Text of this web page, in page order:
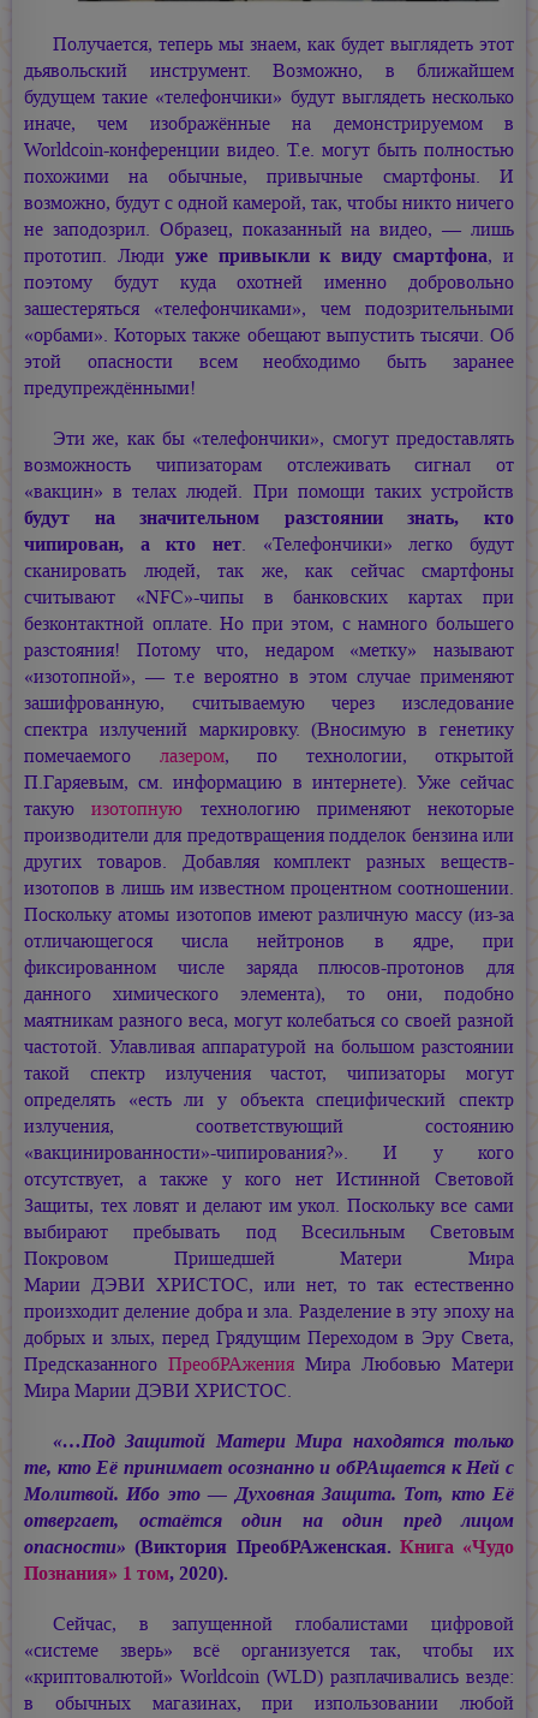
Получается, теперь мы знаем, как будет выглядеть этот
дьявольский инструмент. Возможно, в ближайшем
будущем такие «телефончики» будут выглядеть несколько
иначе, чем изображённые на демонстрируемом в
Worldcoin-конференции видео. Т.е. могут быть полностью
похожими на обычные, привычные смартфоны. И
возможно, будут с одной камерой, так, чтобы никто ничего
не заподозрил. Образец, показанный на видео, — лишь
прототип. Люди уже привыкли к виду смартфона, и
поэтому будут куда охотней именно добровольно
зашестеряться «телефончиками», чем подозрительными
«орбами». Которых также обещают выпустить тысячи. Об
этой опасности всем необходимо быть заранее
предупреждёнными!
Эти же, как бы «телефончики», смогут предоставлять
возможность чипизаторам отслеживать сигнал от
«вакцин» в телах людей. При помощи таких устройств
будут на значительном разстоянии знать, кто
чипирован, а кто нет. «Телефончики» легко будут
сканировать людей, так же, как сейчас смартфоны
считывают «NFC»-чипы в банковских картах при
безконтактной оплате. Но при этом, с намного большего
разстояния! Потому что, недаром «метку» называют
«изотопной», — т.е вероятно в этом случае применяют
зашифрованную, считываемую через изследование
спектра излучений маркировку. (Вносимую в генетику
помечаемого лазером, по технологии, открытой
П.Гаряевым, см. информацию в интернете). Уже сейчас
такуюизотопную технологию применяют некоторые
производители для предотвращения подделок бензина или
других товаров. Добавляя комплект разных веществ-
изотопов в лишь им известном процентном соотношении.
Поскольку атомы изотопов имеют различную массу (из-за
отличающегося числа нейтронов в ядре, при
фиксированном числе заряда плюсов-протонов для
данного химического элемента), то они, подобно
маятникам разного веса, могут колебаться со своей разной
частотой. Улавливая аппаратурой на большом разстоянии
такой спектр излучения частот, чипизаторы могут
определять «есть ли у объекта специфический спектр
излучения, соответствующий состоянию
«вакцинированности»-чипирования?». И у кого
отсутствует, а также у кого нет Истинной Световой
Защиты, тех ловят и делают им укол. Поскольку все сами
выбирают пребывать под Всесильным Световым
Покровом Пришедшей Матери Мира
Марии ДЭВИ ХРИСТОС, или нет, то так естественно
произходит деление добра и зла. Разделение в эту эпоху на
добрых и злых, перед Грядущим Переходом в Эру Света,
Предсказанного ПреобРАжения Мира Любовью Матери
МираМарии ДЭВИ ХРИСТОС.
«…Под Защитой Матери Мира находятся только
те, кто Её принимает осознанно и обРАщается к Ней с
Молитвой. Ибо это — Духовная Защита. Тот, кто Её
отвергает, остаётся один на один пред лицом
опасности» (Виктория ПреобРАженская. Книга «Чудо
Познания» 1 том, 2020).
Сейчас, в запущенной глобалистами цифровой
«системе зверь» всё организуется так, чтобы их
«криптовалютой» Worldcoin (WLD) разплачивались везде:
в обычных магазинах, при изпользовании любой